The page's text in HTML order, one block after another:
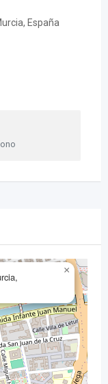
España
×